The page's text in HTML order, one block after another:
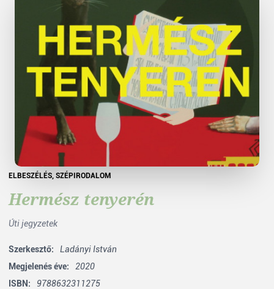
ELBESZÉLÉS, SZÉPIRODALOM
Hermész tenyerén
Úti jegyzetek
Szerkesztő:
Ladányi István
Megjelenés éve:
2020
ISBN:
9788632311275